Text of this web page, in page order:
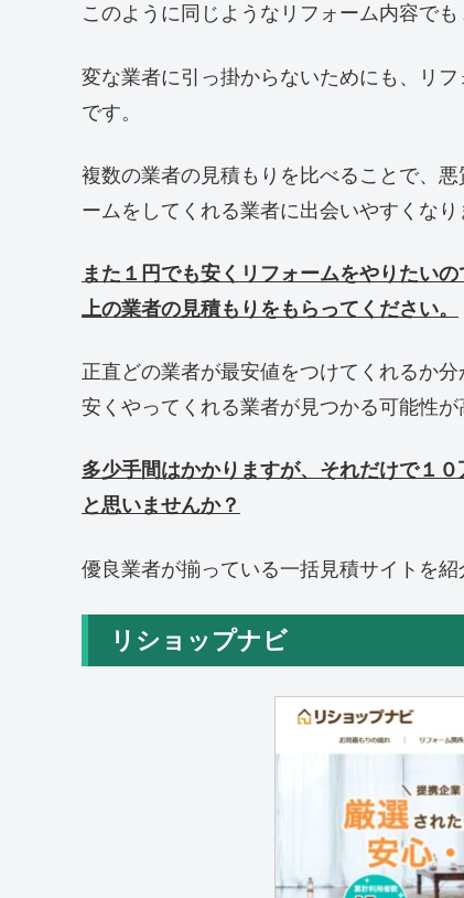
このように同じようなリフォーム内容で
変な業者に引っ掛からないためにも、リ
です。
複数の業者の見積もりを比べることで、
ームをしてくれる業者に出会いやすくなり
また１円でも安くリフォームをやりたい
上の業者の見積もりをもらってください。
正直どの業者が最安値をつけてくれるか
安くやってくれる業者が見つかる可能性が
多少手間はかかりますが、それだけで１
と思いませんか？
優良業者が揃っている一括見積サイトを
リショップナビ